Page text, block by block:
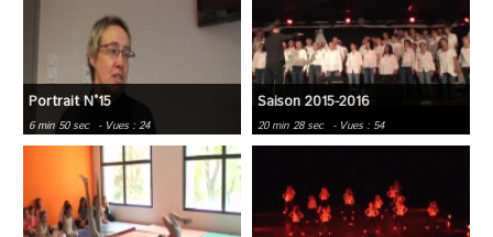
Portrait N°15
6 min 50 sec - Vues : 24
Saison 2015-2016
20 min 28 sec - Vues : 54